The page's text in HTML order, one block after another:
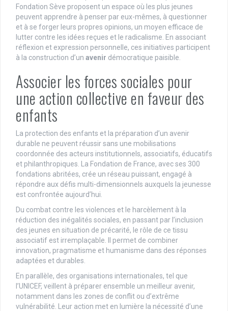
Fondation Sève proposent un espace où les plus jeunes
peuvent apprendre à penser par eux-mêmes, à questionner
et à se forger leurs propres opinions, un moyen efficace de
lutter contre les idées reçues et le radicalisme. En associant
réflexion et expression personnelle, ces initiatives participent
à la construction d’un avenir démocratique paisible.
Associer les forces sociales pour
une action collective en faveur des
enfants
La protection des enfants et la préparation d’un avenir
durable ne peuvent réussir sans une mobilisations
coordonnée des acteurs institutionnels, associatifs, éducatifs
et philanthropiques. La Fondation de France, avec ses 300
fondations abritées, crée un réseau puissant, engagé à
répondre aux défis multi-dimensionnels auxquels la jeunesse
est confrontée aujourd’hui.
Du combat contre les violences et le harcèlement à la
réduction des inégalités sociales, en passant par l’inclusion
des jeunes en situation de précarité, le rôle de ce tissu
associatif est irremplaçable. Il permet de combiner
innovation, pragmatisme et humanisme dans des réponses
adaptées et durables.
En parallèle, des organisations internationales, tel que
l’UNICEF, veillent à préparer ensemble un meilleur avenir,
notamment dans les zones de conflit ou d’extrême
vulnérabilité. Leur action met en lumière la nécessité d’une